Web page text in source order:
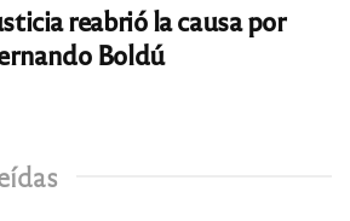
reabrió la causa por
Boldú